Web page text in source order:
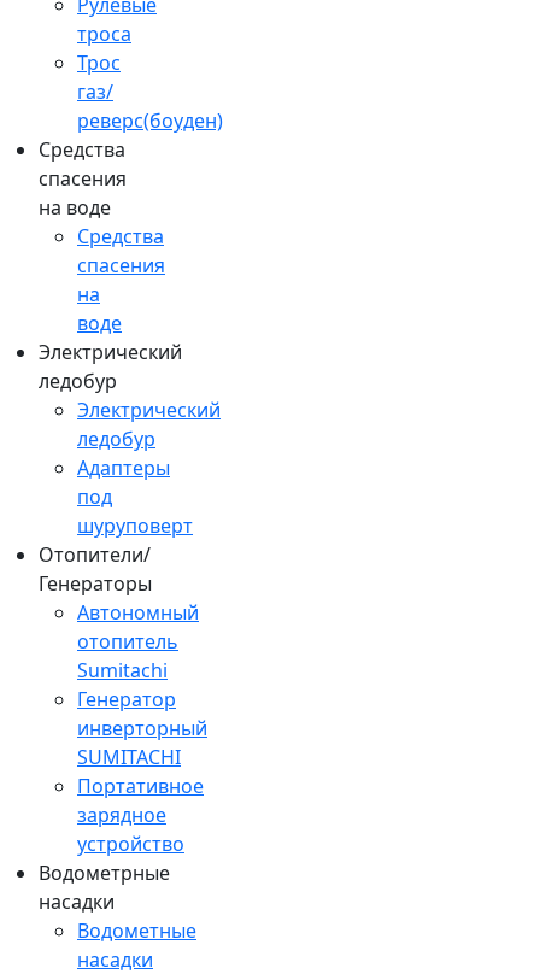
троса
Трос
газ/
реверс(боуден)
Средства
спасения
на воде
Средства
спасения
на
воде
Электрический
ледобур
Электрический
ледобур
Адаптеры
под
шуруповерт
Отопители/
Генераторы
Автономный
отопитель
Sumitachi
Генератор
инверторный
SUMITACHI
Портативное
зарядное
устройство
Водометрные
насадки
Водометные
насадки